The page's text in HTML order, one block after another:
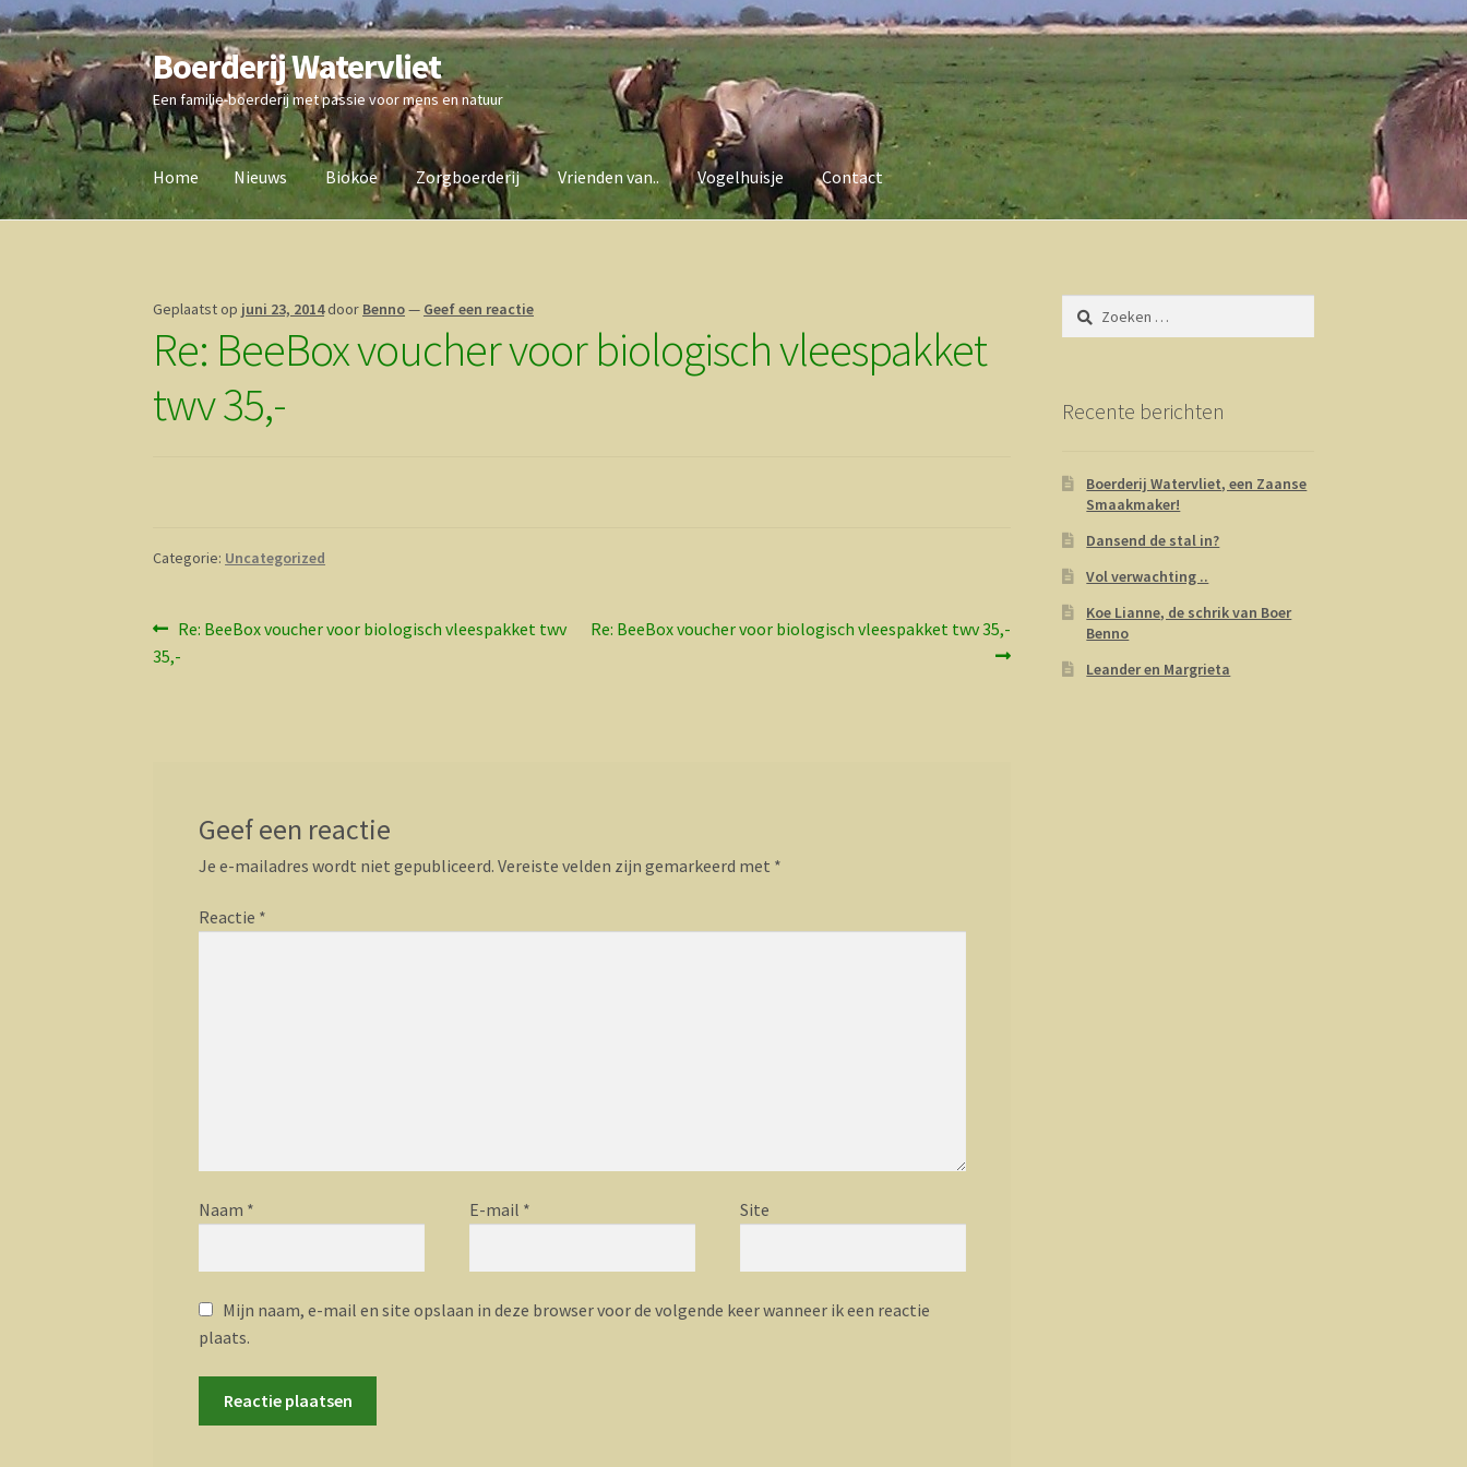
Ga
door
naar
navigatie
Ga
direct
naar
de
inhoud
Boerderij Watervliet
Een familie-boerderij met passie voor mens en natuur
Home Nieuws Biokoe Zorgboerderij Vrienden van.. Vogelhuisje Contact
Geplaatst op juni 23, 2014 door Benno— Geef een reactie
Re: BeeBox voucher voor biologisch vleespakket
twv 35,-
Categorie: Uncategorized
Bericht
navigatie
Vorig
bericht:
Re: BeeBox voucher voor biologisch vleespakket twv
35,-
Volgend
Re: BeeBox voucher voor biologisch vleespakket twv 35,-
Geef een reactie
Je e-mailadres wordt niet gepubliceerd. Vereiste velden zijn gemarkeerd met *
Reactie *
Naam * E-mail * Site
Mijn naam, e-mail en site opslaan in deze browser voor de volgende keer wanneer ik een reactie
plaats.
Zoeken
naar:
Recente berichten
Boerderij Watervliet, een Zaanse
Smaakmaker!
Dansend de stal in?
Vol verwachting ..
Koe Lianne, de schrik van Boer
Benno
Leander en Margrieta